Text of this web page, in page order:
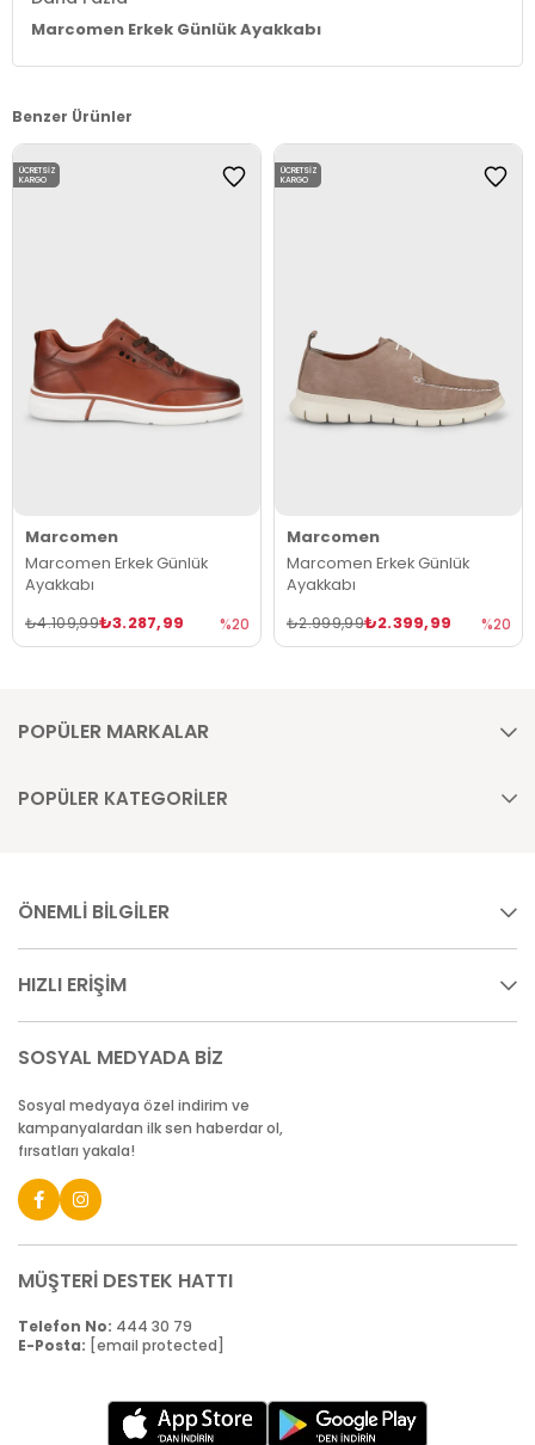
Marcomen Erkek Günlük Ayakkabı
Benzer Ürünler
Marcomen
Marcomen Erkek Günlük
Ayakkabı
₺3.287,99
₺4.109,99 %20
ÜCRETSIZ
KARGO
Marcomen
Marcomen Erkek Günlük
Ayakkabı
₺2.399,99
₺2.999,99 %20
ÜCRETSIZ
KARGO
POPÜLER MARKALAR
POPÜLER KATEGORİLER
ÖNEMLİ BİLGİLER
HIZLI ERİŞİM
SOSYAL MEDYADA BİZ
Sosyal medyaya özel indirim ve
kampanyalardan ilk sen haberdar ol,
fırsatları yakala!
MÜŞTERİ DESTEK HATTI
Telefon No: 444 30 79
E-Posta: [email protected]